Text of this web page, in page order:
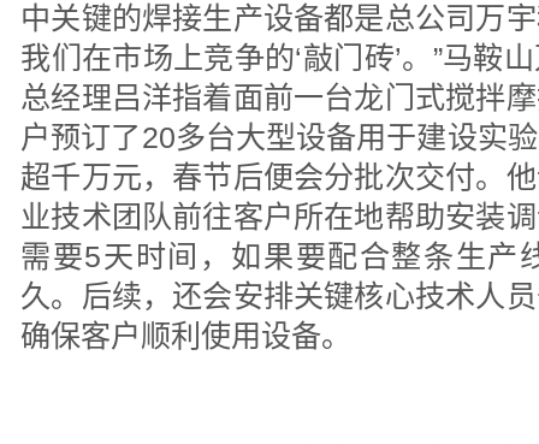
中关键的焊接生产设备都是总公司万
我们在市场上竞争的‘敲门砖’。”马鞍
总经理吕洋指着面前一台龙门式搅拌
户预订了20多台大型设备用于建设实
超千万元，春节后便会分批次交付。
业技术团队前往客户所在地帮助安装
需要5天时间，如果要配合整条生产
久。后续，还会安排关键核心技术人
确保客户顺利使用设备。